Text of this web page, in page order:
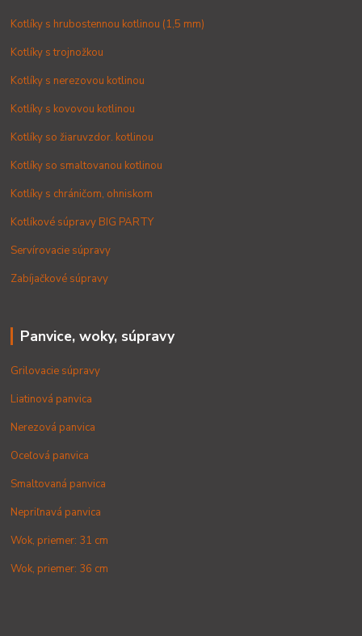
Kotlíky s hrubostennou kotlinou (1,5 mm)
Kotlíky s trojnožkou
Kotlíky s nerezovou kotlinou
Kotlíky s kovovou kotlinou
Kotlíky so žiaruvzdor. kotlinou
Kotlíky so smaltovanou kotlinou
Kotlíky s chráničom, ohniskom
Kotlíkové súpravy BIG PARTY
Servírovacie súpravy
Zabíjačkové súpravy
Panvice, woky, súpravy
Grilovacie súpravy
Liatinová panvica
Nerezová panvica
Oceľová panvica
Smaltovaná panvica
Nepriľnavá panvica
Wok, priemer: 31 cm
Wok, priemer: 36 cm